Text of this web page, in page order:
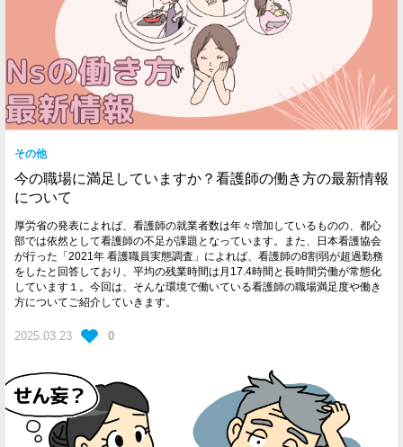
その他
今の職場に満足していますか？看護師の働き方の最新情報
について
厚労省の発表によれば、看護師の就業者数は年々増加しているものの、都心
部では依然として看護師の不足が課題となっています。また、日本看護協会
が行った「2021年 看護職員実態調査」によれば、看護師の8割弱が超過勤務
をしたと回答しており、平均の残業時間は月17.4時間と長時間労働が常態化
しています１。今回は、そんな環境で働いている看護師の職場満足度や働き
方についてご紹介していきます。
2025.03.23 0